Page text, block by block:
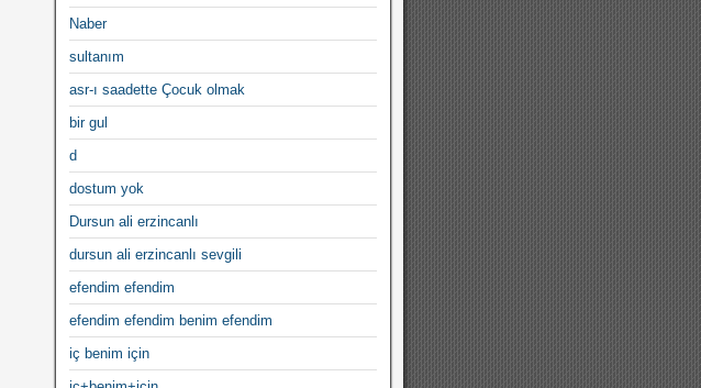
Naber
sultanım
asr-ı saadette Çocuk olmak
bir gul
d
dostum yok
Dursun ali erzincanlı
dursun ali erzincanlı sevgili
efendim efendim
efendim efendim benim efendim
iç benim için